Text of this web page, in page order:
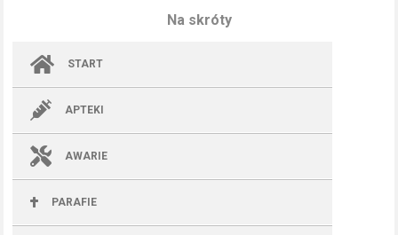
Na skróty
START
APTEKI
AWARIE
PARAFIE